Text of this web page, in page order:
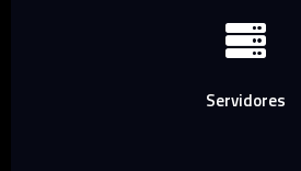
Servidores